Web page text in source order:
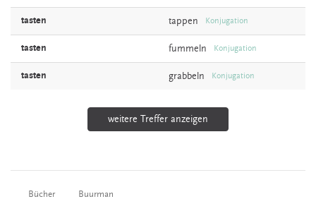
tasten tappen Konjugation
tasten fummeln Konjugation
tasten grabbeln Konjugation
weitere Treffer anzeigen
Bücher Buurman